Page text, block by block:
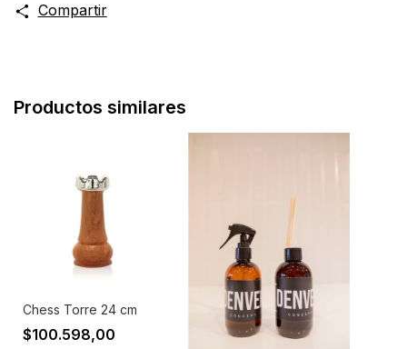
Compartir
Productos similares
Chess Torre 24 cm
$100.598,00